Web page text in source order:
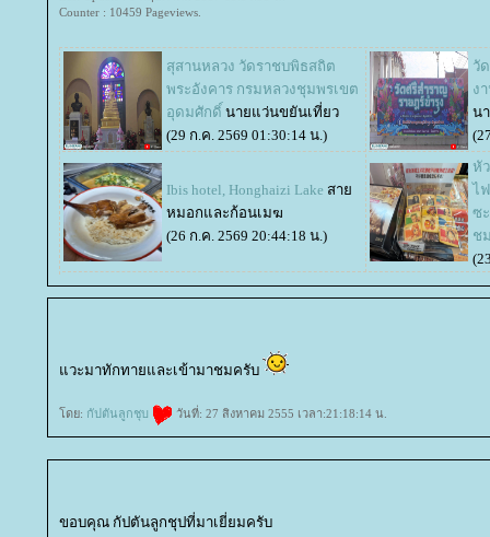
Counter : 10459 Pageviews.
สุสานหลวง วัดราชบพิธสถิต
พระอังคาร กรมหลวงชุมพรเขต
อุดมศักดิ์ นายแว่นขยันเที่ยว
(29 ก.ค. 2569 01:30:14 น.)
วั
ง
น
Ibis hotel, Honghaizi Lake สา
หมอกและก้อนเมฆ
(26 ก.ค. 2569 20:44:18 น.)
หั
ไ
ซ
ช
วะมาทักทายและเข้ามาชมครับ
ดย: กัปตันลูกชุบ วันที่: 27 สิงหาคม 2555 เวลา:21:18:14 น.
ขอบคุณ กัปตันลูกชุปที่มาเยี่ยมครับ